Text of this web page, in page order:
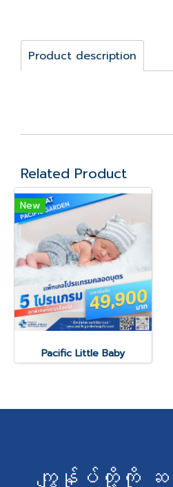
Product description
Related Product
New
Pacific Little Baby
ကျွန်ုပ်တို့ကို